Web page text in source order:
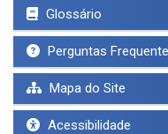
Glossário
Perguntas
Mapa do Site
Acessibilidade